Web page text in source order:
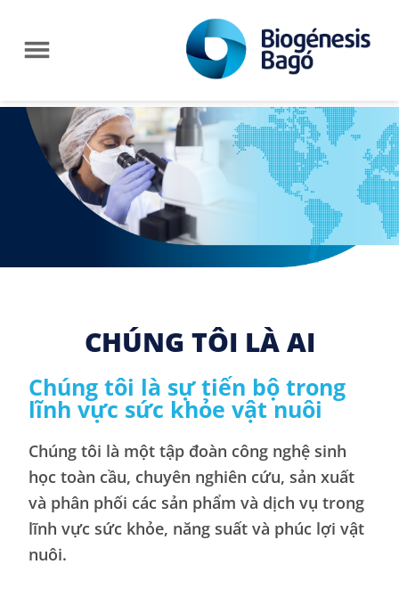
CHÚNG TÔI LÀ AI
Chúng tôi là sự tiến bộ trong
lĩnh vực sức khỏe vật nuôi
Chúng tôi là một tập đoàn công nghệ sinh
học toàn cầu, chuyên nghiên cứu, sản xuất
và phân phối các sản phẩm và dịch vụ trong
lĩnh vực sức khỏe, năng suất và phúc lợi vật
nuôi.